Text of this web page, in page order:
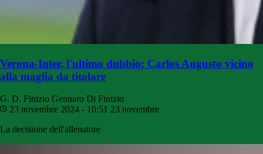
Verona-Inter, l'ultimo dubbio: Carlos Augusto vicino
alla maglia da titolare
G. D. Finizio Gennaro Di Finizio
23 novembre 2024 - 10:51 23 novembre
La decisione dell'allenatore